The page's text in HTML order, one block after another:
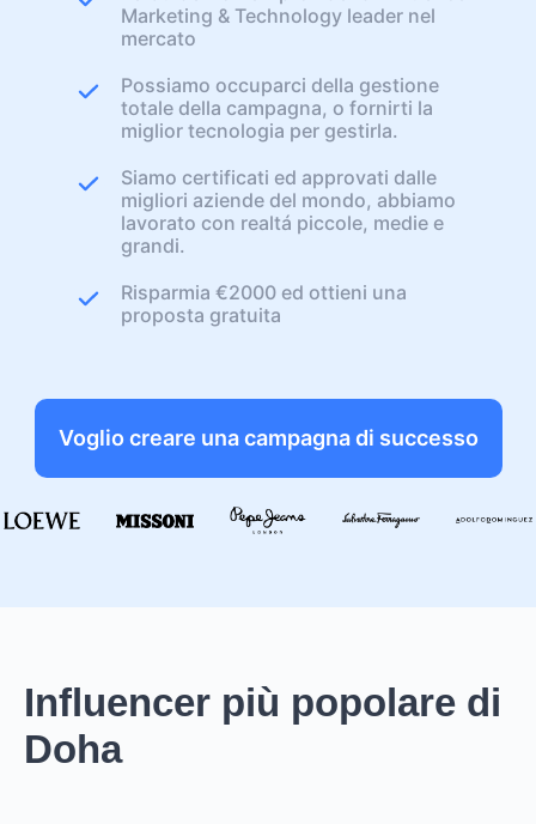
Marketing & Technology leader nel
mercato
Possiamo occuparci della gestione
totale della campagna, o fornirti la
miglior tecnologia per gestirla.
Siamo certificati ed approvati dalle
migliori aziende del mondo, abbiamo
lavorato con realtá piccole, medie e
grandi.
Risparmia €2000 ed ottieni una
proposta gratuita
Voglio creare una campagna di successo
Influencer più popolare di
Doha